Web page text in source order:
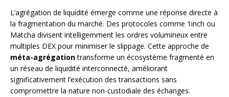
L’agrégation de liquidité émerge comme une réponse directe à
la fragmentation du marché. Des protocoles comme 1inch ou
Matcha divisent intelligemment les ordres volumineux entre
multiples DEX pour minimiser le slippage. Cette approche de
méta-agrégationtransforme un écosystème fragmenté en
un réseau de liquidité interconnecté, améliorant
significativement l’exécution des transactions sans
compromettre la nature non-custodiale des échanges.